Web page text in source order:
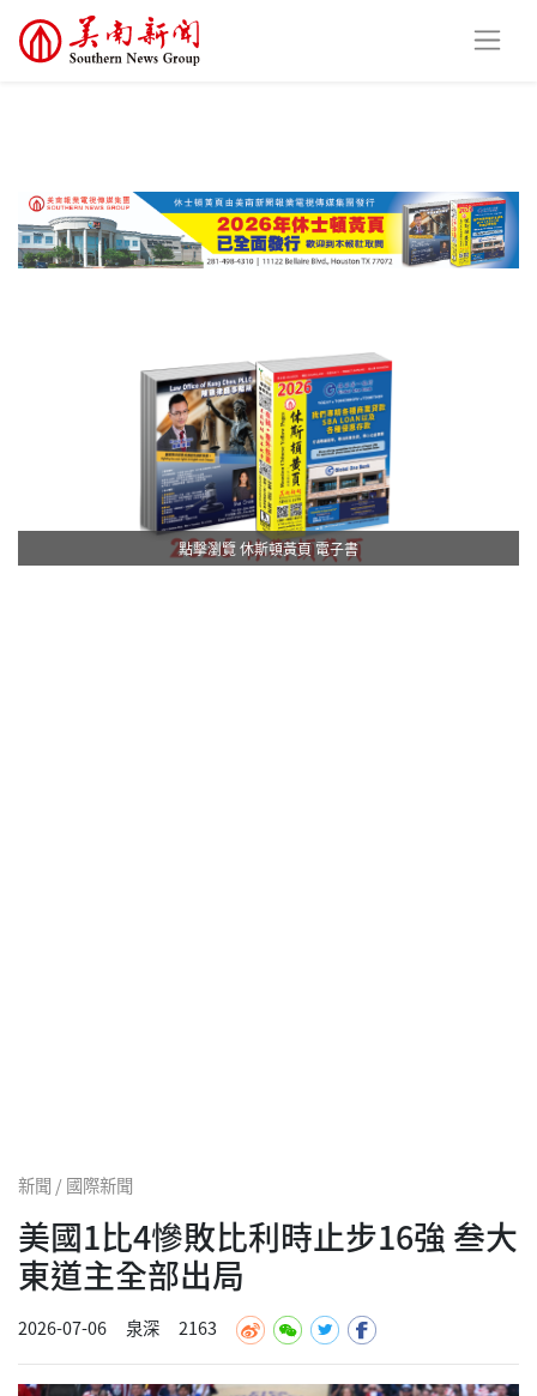
點擊瀏覽 休斯頓黃頁 電子書
新聞 / 國際新聞
美國1比4慘敗比利時止步16強 叁大
東道主全部出局
2026-07-06 泉深 2163